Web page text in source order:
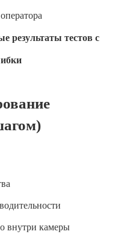
результаты тестов с
внутри камеры